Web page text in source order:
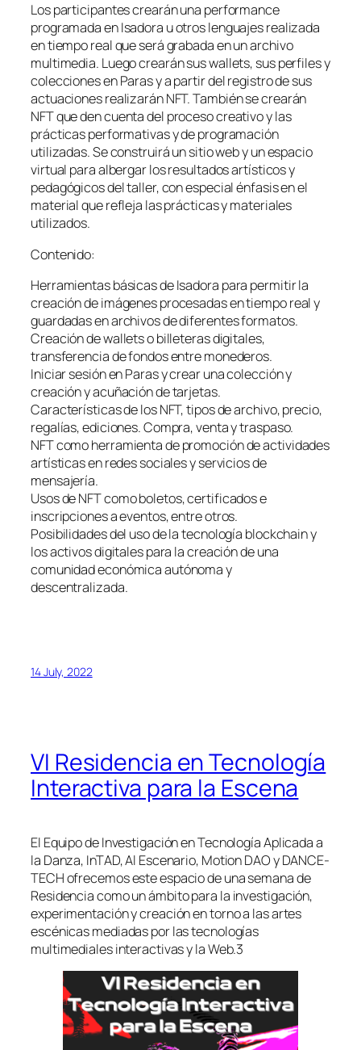
Los participantes crearán una performance
programada en Isadora u otros lenguajes realizada
en tiempo real que será grabada en un archivo
multimedia. Luego crearán sus wallets, sus perfiles y
colecciones en Paras y a partir del registro de sus
actuaciones realizarán NFT. También se crearán
NFT que den cuenta del proceso creativo y las
prácticas performativas y de programación
utilizadas. Se construirá un sitio web y un espacio
virtual para albergar los resultados artísticos y
pedagógicos del taller, con especial énfasis en el
material que refleja las prácticas y materiales
utilizados.
Contenido:
Herramientas básicas de Isadora para permitir la
creación de imágenes procesadas en tiempo real y
guardadas en archivos de diferentes formatos.
Creación de wallets o billeteras digitales,
transferencia de fondos entre monederos.
Iniciar sesión en Paras y crear una colección y
creación y acuñación de tarjetas.
Características de los NFT, tipos de archivo, precio,
regalías, ediciones. Compra, venta y traspaso.
NFT como herramienta de promoción de actividades
artísticas en redes sociales y servicios de
mensajería.
Usos de NFT como boletos, certificados e
inscripciones a eventos, entre otros.
Posibilidades del uso de la tecnología blockchain y
los activos digitales para la creación de una
comunidad económica autónoma y
descentralizada.
14 July, 2022
VI Residencia en Tecnología
Interactiva para la Escena
El Equipo de Investigación en Tecnología Aplicada a
la Danza, InTAD, Al Escenario, Motion DAO y DANCE-
TECH ofrecemos este espacio de una semana de
Residencia como un ámbito para la investigación,
experimentación y creación en torno a las artes
escénicas mediadas por las tecnologías
multimediales interactivas y la Web.3